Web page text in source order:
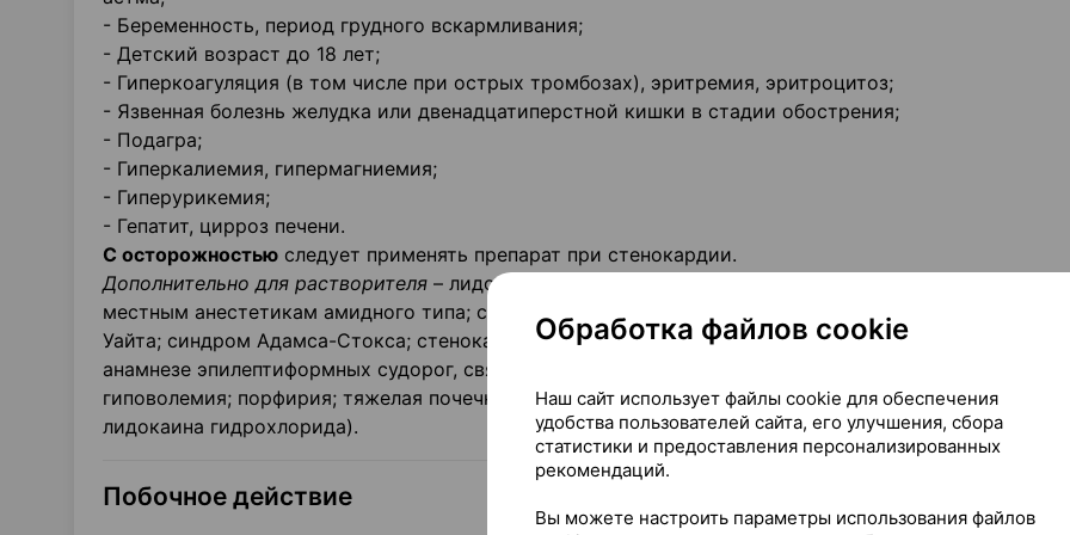
- Беременность, период грудного вскармливания;
- Детский возраст до 18 лет;
- Гиперкоагуляция (в том числе при острых тромбозах), эритремия, эритроцитоз;
- Язвенная болезнь желудка или двенадцатиперстной кишки в стадии обострения;
- Подагра;
- Гиперкалиемия, гипермагниемия;
- Гиперурикемия;
- Гепатит, цирроз печени.
С осторожностью следует применять препарат при стенокардии.
Дополнительно для растворителя – лидокаина гидрохлорид: повышенная чувствительность к другим
местным анестетикам амидного типа; синдром слабости синусового узла; синдром Вольфа-
Уайта; синдром Адамса-Стокса; стенокардия напряжения высокого функционального класса;
анамнезе эпилептиформных судорог, связанных с введением лидокаина гидрохлорида; миастения;
гиповолемия; порфирия; тяжелая почечная недостаточность (см. также инструкцию по применению
лидокаина гидрохлорида).
Побочное действие
Обработка файлов cookie
Наш сайт использует файлы cookie для обеспечения
удобства пользователей сайта, его улучшения, сбора
статистики и предоставления персонализированных
рекомендаций.
Вы можете настроить параметры использования файлов